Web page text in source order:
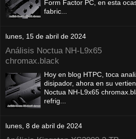
Form Factor PC, en esta
fabric...
lunes, 15 de abril de 2024
Análisis Noctua NH-L9x65
chromax.black
Hoy en blog HTPC, toca
disipador, ahora en su
Noctua NH-L9x65
refrig...
lunes, 8 de abril de 2024